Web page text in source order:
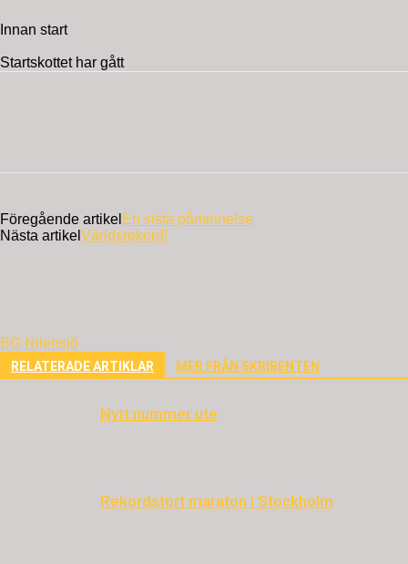
Innan start
Startskottet har gått
Föregående artikel En sista påminnelse
Nästa artikel Världsrekord!
BG Nilensjö
RELATERADE ARTIKLAR MER FRÅN SKRIBENTEN
Nytt nummer ute
Rekordstort maraton i Stockholm